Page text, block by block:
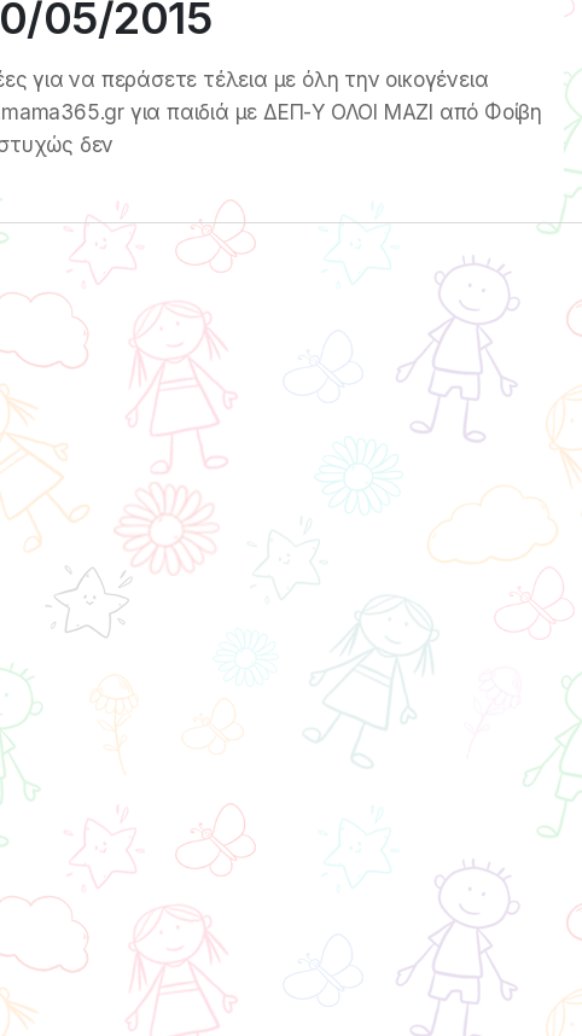
05/2015
για να περάσετε τέλεια με όλη την οικογένεια
για παιδιά με ΔΕΠ-Υ ΟΛΟΙ ΜΑΖΙ από Φοίβη
δεν